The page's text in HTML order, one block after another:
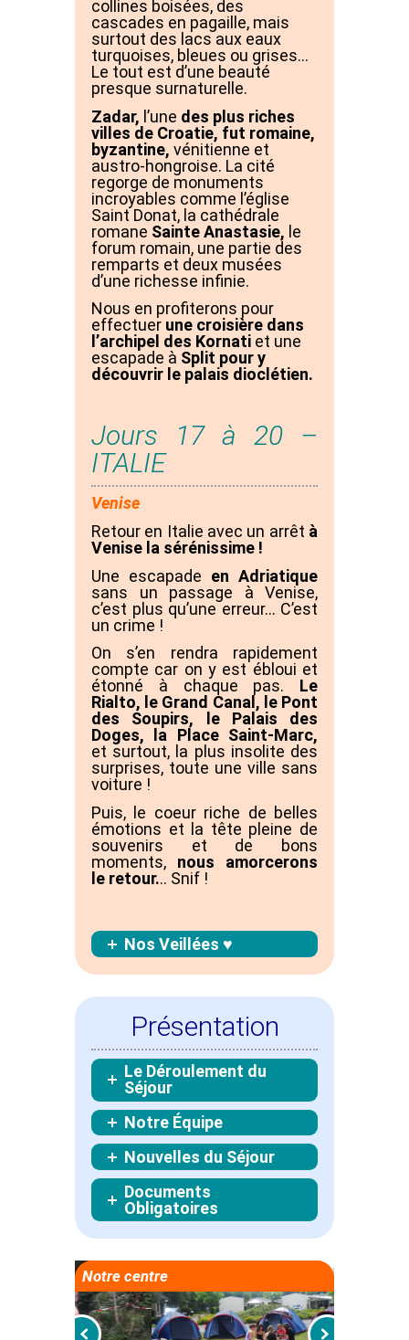
collines boisées, des
cascades en pagaille, mais
surtout des lacs aux eaux
turquoises, bleues ou grises…
Le tout est d’une beauté
presque surnaturelle.
Zadar, l’une des plus riches
villes de Croatie, fut romaine,
byzantine, vénitienne et
austro-hongroise. La cité
regorge de monuments
incroyables comme l’église
Saint Donat, la cathédrale
romane Sainte Anastasie, le
forum romain, une partie des
remparts et deux musées
d’une richesse infinie.
Nous en profiterons pour
effectuer une croisière dans
l’archipel des Kornati et une
escapade à Split pour y
découvrir le palais dioclétien.
Jours 17 à 20 –
ITALIE
Venise
Retour en Italie avec un arrêt à
Venise la sérénissime !
Une escapade en Adriatique
sans un passage à Venise,
c’est plus qu’une erreur… C’est
un crime !
On s’en rendra rapidement
compte car on y est ébloui et
étonné à chaque pas. Le
Rialto, le Grand Canal, le Pont
des Soupirs, le Palais des
Doges, la Place Saint-Marc,
et surtout, la plus insolite des
surprises, toute une ville sans
voiture !
Puis, le coeur riche de belles
émotions et la tête pleine de
souvenirs et de bons
moments, nous amorcerons
le retour... Snif !
Nos Veillées ♥
Présentation
Le Déroulement du
Séjour
Notre Équipe
Nouvelles du Séjour
Documents
Obligatoires
Notre centre